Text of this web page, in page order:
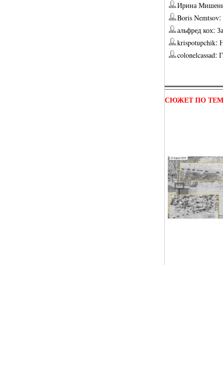
Ирина
Boris Nemtsov:
альфред кох:
krispotupchik:
colonelcassad:
СЮЖЕТ ПО